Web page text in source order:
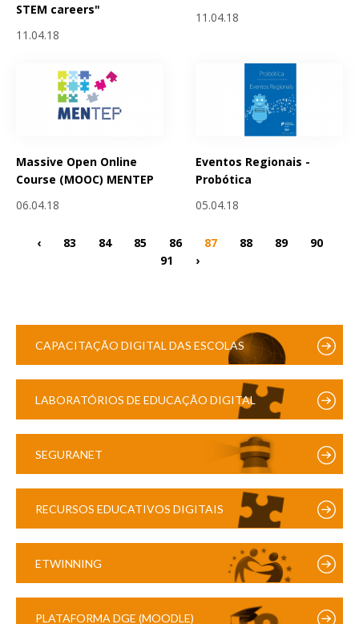
STEM careers"
11.04.18
11.04.18
Massive Open Online
Course (MOOC) MENTEP
06.04.18
Eventos Regionais -
Probótica
05.04.18
‹ 83 84 85 86 87 88 89
90
91
›
CAPACITAÇÃO DIGITAL DAS ESCOLAS
LABORATÓRIOS DE EDUCAÇÃO DIGITAL
SEGURANET
RECURSOS EDUCATIVOS DIGITAIS
ETWINNING
PLATAFORMA DGE (MOODLE)